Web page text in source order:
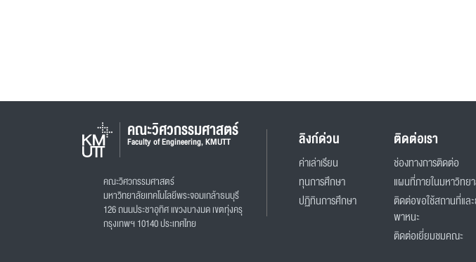
คณะวิศวกรรมศาสตร์
Faculty of Engineering, KMUTT
คณะวิศวกรรมศาสตร์
มหาวิทยาลัยเทคโนโลยีพระจอมเกล้าธนบุรี
126 ถนนประชาอุทิศ แขวงบางมด เขตทุ่งครุ
กรุงเทพฯ 10140 ประเทศไทย
ลิงก์ด่วน
ค่าเล่าเรียน
ทุนการศึกษา
ปฏิทินการศึกษา
ติดต่อเรา
ช่องทางการติดต่อ
แผนที่ภายในมหาวิทย
ติดต่อขอใช้สถานที่แล
พาหนะ
ติดต่อเยี่ยมชมคณะ